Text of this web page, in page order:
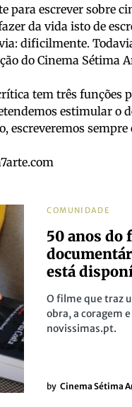
para escrever sobre
da vida isto de
dificilmente.
do Cinema Sétima
tem três funções
estimular o
escreveremos
COMUNIDADE
50 anos do
está
O filme que traz
obra, a coragem
novissimas.pt.
by Cinema Sétima